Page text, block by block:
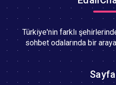
Türkiye'nin farklı
sohbet odalarında bir